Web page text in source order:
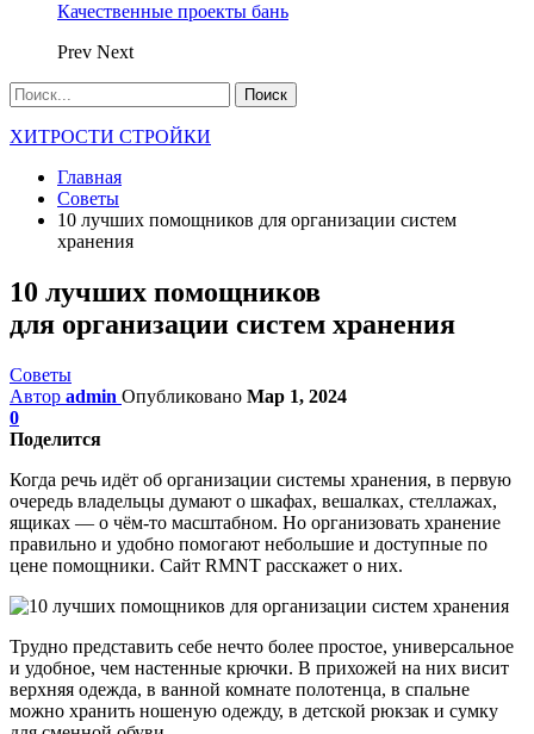
Качественные проекты бань
Prev Next
ХИТРОСТИ СТРОЙКИ
Главная
Советы
10 лучших помощников для организации систем
хранения
10 лучших помощников
для организации систем хранения
Советы
Автор admin Опубликовано Мар 1, 2024
0
Поделится
Когда речь идёт об организации системы хранения, в первую
очередь владельцы думают о шкафах, вешалках, стеллажах,
ящиках — о чём-то масштабном. Но организовать хранение
правильно и удобно помогают небольшие и доступные по
цене помощники. Сайт RMNT расскажет о них.
Трудно представить себе нечто более простое, универсальное
и удобное, чем настенные крючки. В прихожей на них висит
верхняя одежда, в ванной комнате полотенца, в спальне
можно хранить ношеную одежду, в детской рюкзак и сумку